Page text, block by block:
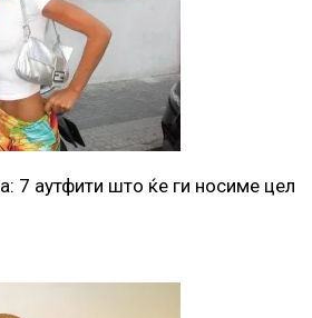
7 аутфити што ќе ги носиме цел